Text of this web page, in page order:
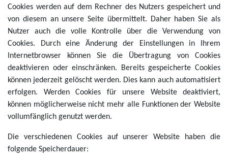
Cookies werden auf dem Rechner des Nutzers gespeichert und
von diesem an unsere Seite übermittelt. Daher haben Sie als
Nutzer auch die volle Kontrolle über die Verwendung von
Cookies. Durch eine Änderung der Einstellungen in Ihrem
Internetbrowser können Sie die Übertragung von Cookies
deaktivieren oder einschränken. Bereits gespeicherte Cookies
können jederzeit gelöscht werden. Dies kann auch automatisiert
erfolgen. Werden Cookies für unsere Website deaktiviert,
können möglicherweise nicht mehr alle Funktionen der Website
vollumfänglich genutzt werden.
Die verschiedenen Cookies auf unserer Website haben die
folgende Speicherdauer: